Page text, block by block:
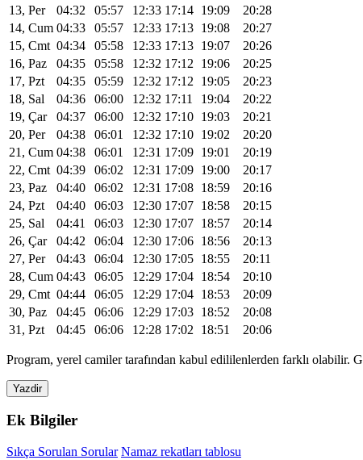
13, Per
04:32 05:57 12:33 17:14 19:09
20:28
14, Cum 04:33 05:57 12:33 17:13 19:08
20:27
15, Cmt 04:34 05:58 12:33 17:13 19:07
20:26
16, Paz
04:35 05:58 12:32 17:12 19:06
20:25
17, Pzt
04:35 05:59 12:32 17:12 19:05
20:23
18, Sal
04:36 06:00 12:32 17:11 19:04
20:22
19, Çar
04:37 06:00 12:32 17:10 19:03
20:21
20, Per
04:38 06:01 12:32 17:10 19:02
20:20
21, Cum 04:38 06:01 12:31 17:09 19:01
20:19
22, Cmt 04:39 06:02 12:31 17:09 19:00
20:17
23, Paz
04:40 06:02 12:31 17:08 18:59
20:16
24, Pzt
04:40 06:03 12:30 17:07 18:58
20:15
25, Sal
04:41 06:03 12:30 17:07 18:57
20:14
26, Çar
04:42 06:04 12:30 17:06 18:56
20:13
27, Per
04:43 06:04 12:30 17:05 18:55
20:11
28, Cum 04:43 06:05 12:29 17:04 18:54
20:10
29, Cmt 04:44 06:05 12:29 17:04 18:53
20:09
30, Paz
04:45 06:06 12:29 17:03 18:52
20:08
31, Pzt
04:45 06:06 12:28 17:02 18:51 20:06
Program, yerel camiler tarafından kabul edililenlerden farklı olabilir.
Yazdir
Ek Bilgiler
Sıkça Sorulan Sorular Namaz rekatları tablosu